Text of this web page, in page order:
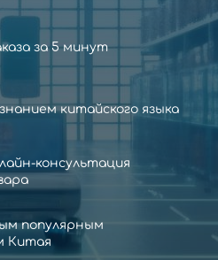
за 5 минут
китайского языка
консультация
популярным
Китая